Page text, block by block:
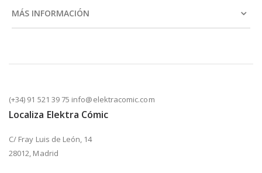
MÁS INFORMACIÓN
(+34) 91 521 39 75 info@elektracomic.com
Localiza Elektra Cómic
C/ Fray Luis de León, 14
28012, Madrid